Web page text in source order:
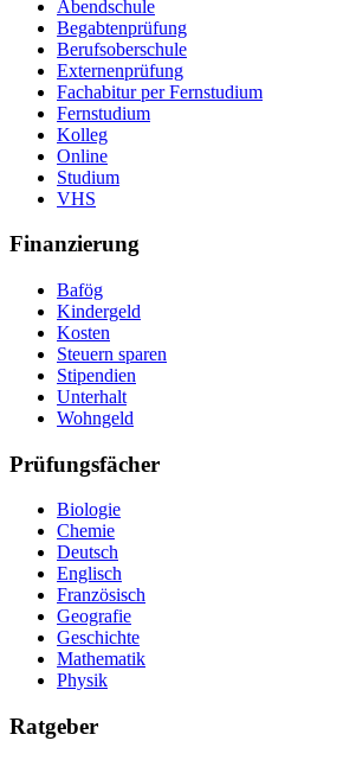
Abendschule
Begabtenprüfung
Berufsoberschule
Externenprüfung
Fachabitur per Fernstudium
Fernstudium
Kolleg
Online
Studium
VHS
Finanzierung
Bafög
Kindergeld
Kosten
Steuern sparen
Stipendien
Unterhalt
Wohngeld
Prüfungsfächer
Biologie
Chemie
Deutsch
Englisch
Französisch
Geografie
Geschichte
Mathematik
Physik
Ratgeber